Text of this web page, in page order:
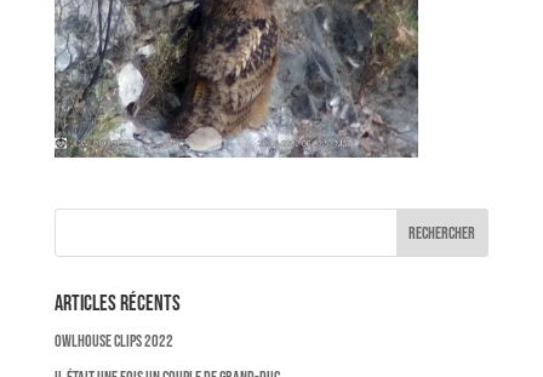
Articles récents
OWLHOUSE CLIPS 2022